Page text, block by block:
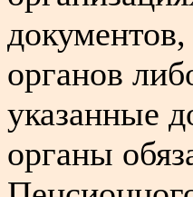
органов
указанные
органы